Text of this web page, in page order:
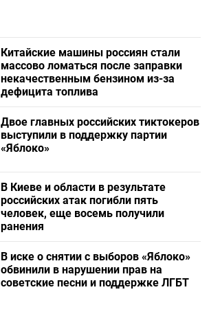
Китайские машины россиян стали
массово ломаться после заправки
некачественным бензином из-за
дефицита топлива
Двое главных российских тиктокеров
выступили в поддержку партии
«Яблоко»
В Киеве и области в результате
российских атак погибли пять
человек, еще восемь получили
ранения
В иске о снятии с выборов «Яблоко»
обвинили в нарушении прав на
советские песни и поддержке ЛГБТ